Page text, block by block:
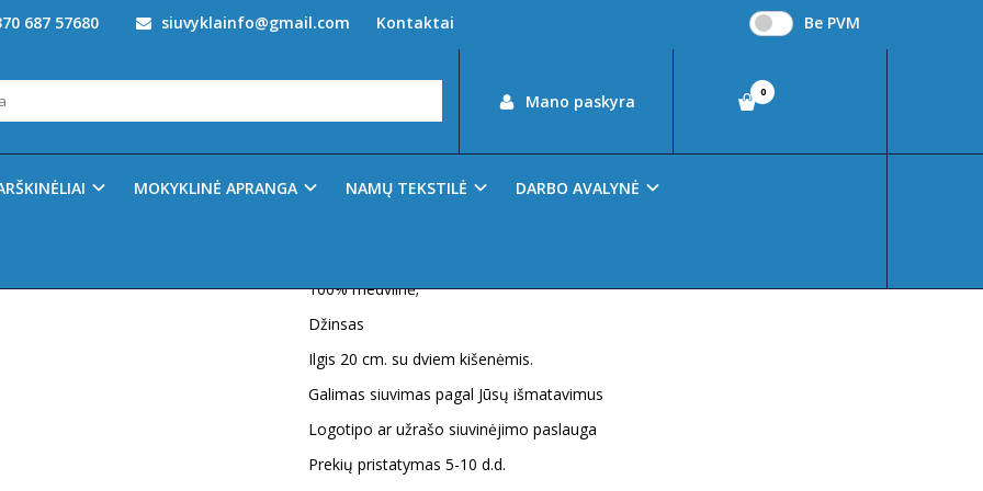
687 57680 siuvyklainfo@gmail.com Kontaktai Be PVM
Mano paskyra 0
MOKYKLINĖ APRANGA NAMŲ TEKSTILĖ DARBO AVALYNĖ
Turimas kiekis: 120
100% medvilnė;
Džinsas
Ilgis 20 cm. su dviem kišenėmis.
Galimas siuvimas pagal Jūsų išmatavimus
Logotipo ar užrašo siuvinėjimo paslauga
Prekių pristatymas 5-10 d.d.